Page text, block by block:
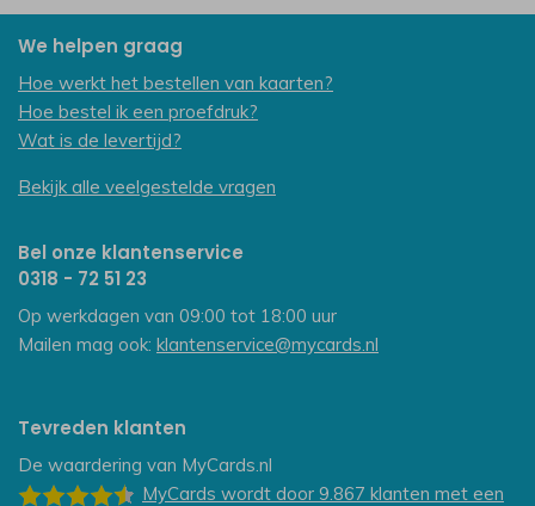
We helpen graag
Hoe werkt het bestellen van kaarten?
Hoe bestel ik een proefdruk?
Wat is de levertijd?
Bekijk alle veelgestelde vragen
Bel onze klantenservice
0318 - 72 51 23
Op werkdagen van 09:00 tot 18:00 uur
Mailen mag ook: klantenservice@mycards.nl
Tevreden klanten
De waardering van MyCards.nl
MyCards wordt door 9.867 klanten met een